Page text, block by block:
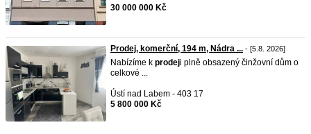
30 000 000 Kč
Prodej, komerční, 194 m, Nádra ... - [5.8. 2026]
Nabízíme k prodeji plně obsazený činžovní dům o
celkové ...
Ústí nad Labem - 403 17
5 800 000 Kč